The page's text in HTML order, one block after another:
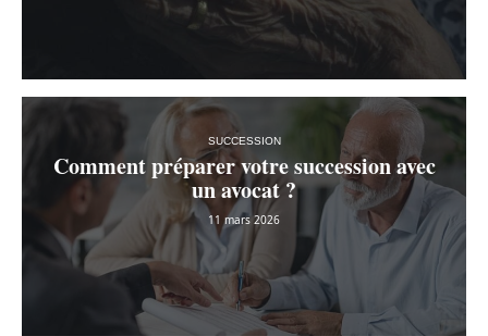
SUCCESSION
Comment préparer votre succession avec
un avocat ?
11 mars 2026